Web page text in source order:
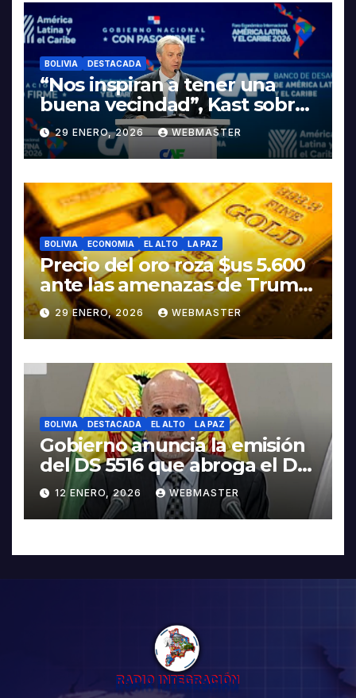
BOLIVIA DESTACADA
“Nos inspiran a tener una
buena vecindad”, Kast sobre
discurso del presidente
Rodrigo Paz
29 ENERO, 2026 WEBMASTER
BOLIVIA ECONOMIA EL ALTO LA PAZ
Precio del oro roza $us 5.600
ante las amenazas de Trump
contra Irán
29 ENERO, 2026 WEBMASTER
BOLIVIA DESTACADA EL ALTO LA PAZ
Gobierno anuncia la emisión
del DS 5516 que abroga el DS
5503
12 ENERO, 2026 WEBMASTER